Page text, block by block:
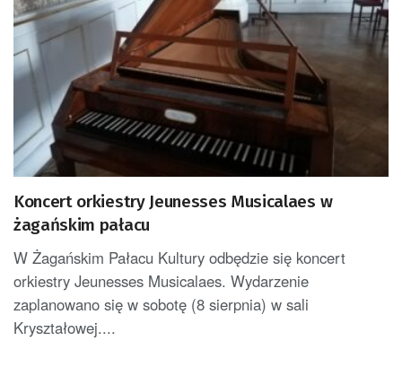
Koncert orkiestry Jeunesses Musicalaes w
żagańskim pałacu
W Żagańskim Pałacu Kultury odbędzie się koncert
orkiestry Jeunesses Musicalaes. Wydarzenie
zaplanowano się w sobotę (8 sierpnia) w sali
Kryształowej....